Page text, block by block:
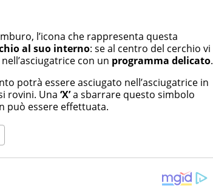
l’icona che rappresenta questa
al suo interno: se al centro del cerchio vi
con un programma delicato.
potrà essere asciugato nell’asciugatrice in
rovini. Una ‘X’a sbarrare questo simbolo
può essere effettuata.